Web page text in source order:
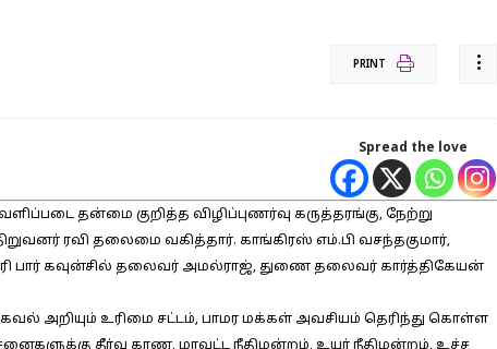
PRINT
Spread the love
தன்மை குறித்த விழிப்புணர்வு கருத்தரங்கு, நேற்று
ரவி தலைமை வகித்தார். காங்கிரஸ் எம்.பி வசந்தகுமார்,
பார் கவுன்சில் தலைவர் அமல்ராஜ், துணை தலைவர் கார்த்திகேயன்
அறியும் உரிமை சட்டம், பாமர மக்கள் அவசியம் தெரிந்து கொள்ள
தீர்வு காண, மாவட்ட நீதிமன்றம், உயர் நீதிமன்றம், உச்ச